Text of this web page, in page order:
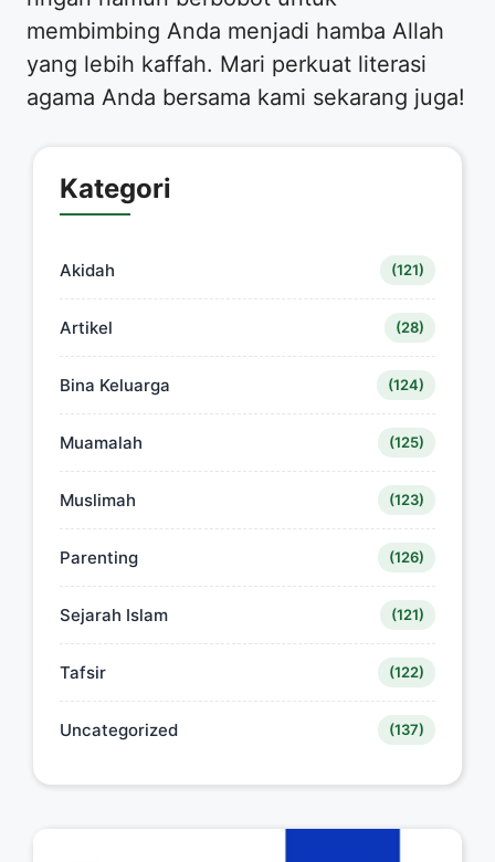
membimbing Anda menjadi hamba Allah
yang lebih kaffah. Mari perkuat literasi
agama Anda bersama kami sekarang juga!
Kategori
Akidah (121)
Artikel (28)
Bina Keluarga (124)
Muamalah (125)
Muslimah (123)
Parenting (126)
Sejarah Islam (121)
Tafsir (122)
Uncategorized (137)